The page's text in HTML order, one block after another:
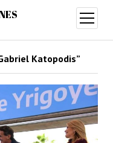
abrir
menú
Katopodis”